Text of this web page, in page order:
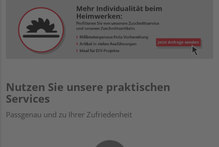
Nutzen Sie unsere praktischen
Services
Passgenau und zu Ihrer Zufriedenheit